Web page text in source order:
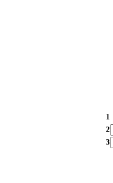
1
2
3